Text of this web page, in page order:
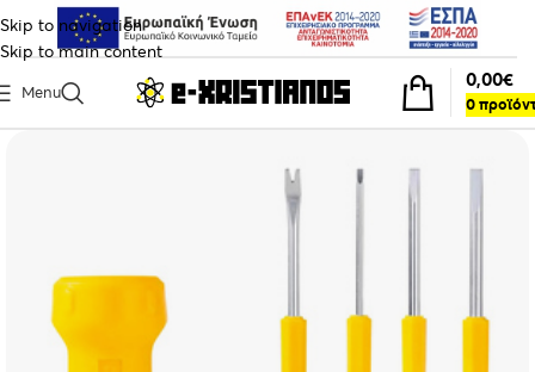
Skip to navigation
Skip to main content
Menu
0
0,00€